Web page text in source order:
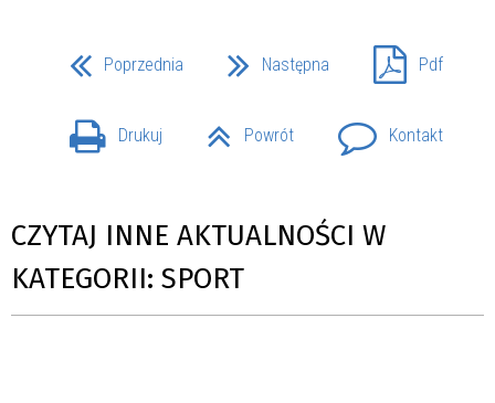
Poprzednia Następna Pdf
Drukuj Powrót Kontakt
CZYTAJ INNE AKTUALNOŚCI W
KATEGORII: SPORT